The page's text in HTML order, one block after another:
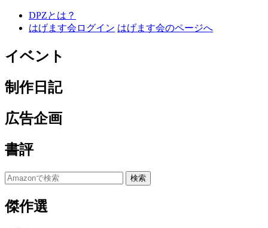
DPZとは？
はげます会ログイン はげます会のページへ
イベント
制作日記
広告企画
書評
傑作選